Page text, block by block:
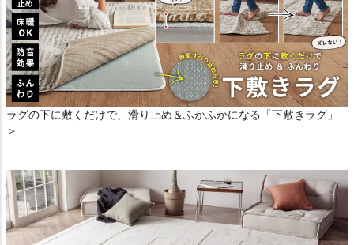
ラグの下に敷くだけで、滑り止め＆ふかふかになる「下敷きラグ」
＞